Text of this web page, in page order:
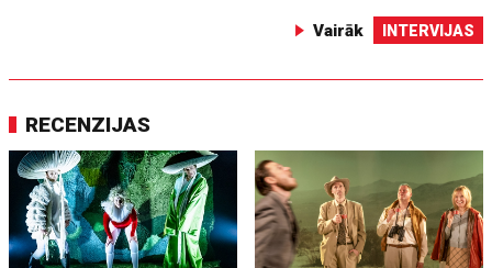
Vairāk INTERVIJAS
RECENZIJAS